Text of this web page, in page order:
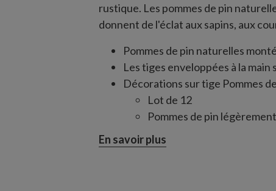
rustique. Les pommes de pin
donnent de l'éclat aux sapins, aux
Pommes de pin naturelles
Les tiges enveloppées à la
Décorations sur tige Pommes
Lot de 12
Pommes de pin
Mesure 66 cm de longueur
Mini-décorations de pommes de
En savoir plus